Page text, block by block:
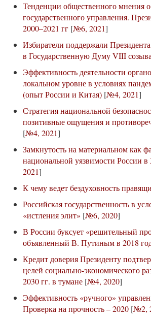
Тенденции общественного мнения
государственного управления.
2000–2021 гг [№6, 2021]
Избиратели поддержали
в Государственную Думу VIII созыва
Эффективность деятельности
локальном уровне в условиях
(опыт России и Китая) [№4, 2021]
Стратегия национальной
позитивные ощущения и
[№4, 2021]
Замкнутость на материальном как
национальной уязвимости России
2021]
К чему ведет бездуховность
Российская государственность в
«истления элит» [№6, 2020]
В России буксует «решительный
объявленный В. Путиным в 2018
Кредит доверия Президенту
целей социально-экономического
2030 гг. в тумане [№4, 2020]
Эффективность «ручного»
Проверка на прочность – 2020 [№2,